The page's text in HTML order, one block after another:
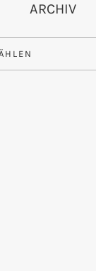
ARCHIV